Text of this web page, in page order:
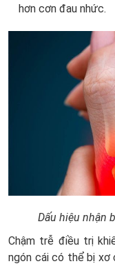
hơn cơn đau nhức.
Dấu hiệu nhận
Chậm trễ điều trị
ngón cái có thể bị xơ